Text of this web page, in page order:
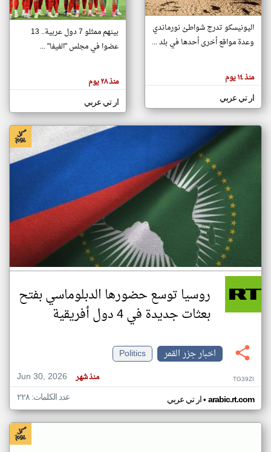
تغيير الدولة
اخبار جزر القمر على مدار الساعة
أهم اخبار جزر القمر العاجلة والمباشرة
هنا عن
وجهة
كاتبيها.
اليونيسكو تدرج شواطئ نورماندي
وعدة مواقع أخرى أحدها في بلد ...
منذ ١٤ يوم
ار تي عربي
بينهم ممثلو 7 دول عربية.. 13
عضوا في مجلس "الفيفا" ...
منذ ٢٨ يوم
ار تي عربي
روسيا توسع حضورها الدبلوماسي بفتح
بعثات جديدة في 4 دول أفريقية
اخبار جزر القمر
Politics
Jun 30, 2026
منذ شهر TG39ZI
ار تي عربي• arabic.rt.com عدد الكلمات: ٢٢٨
klyoum.com